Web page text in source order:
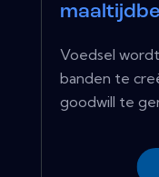
Voedsel
banden te
goodwill te